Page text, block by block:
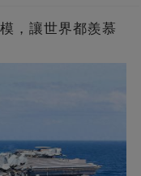
，讓世界都羨慕